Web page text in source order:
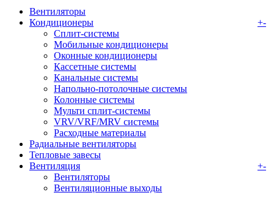
Вентиляторы
Кондиционеры
+-
Сплит-системы
Мобильные кондиционеры
Оконные кондиционеры
Кассетные системы
Канальные системы
Напольно-потолочные системы
Колонные системы
Мульти сплит-системы
VRV/VRF/MRV системы
Расходные материалы
Радиальные вентиляторы
Тепловые завесы
Вентиляция
+-
Вентиляторы
Вентиляционные выходы